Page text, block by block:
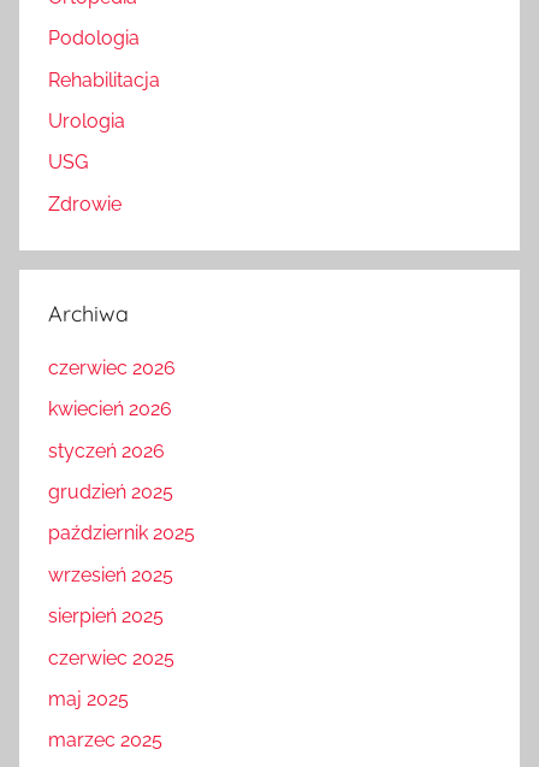
Podologia
Rehabilitacja
Urologia
USG
Zdrowie
Archiwa
czerwiec 2026
kwiecień 2026
styczeń 2026
grudzień 2025
październik 2025
wrzesień 2025
sierpień 2025
czerwiec 2025
maj 2025
marzec 2025